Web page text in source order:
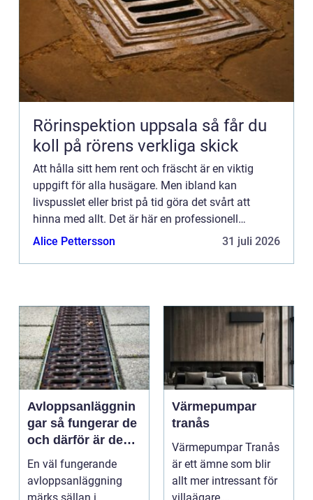
Rörinspektion uppsala så får du
koll på rörens verkliga skick
Att hålla sitt hem rent och fräscht är en viktig
uppgift för alla husägare. Men ibland kan
livspusslet eller brist på tid göra det svårt att
hinna med allt. Det är här en professionell
hemstäd...
Alice Pettersson 31 juli 2026
Avloppsanläggnin
gar så fungerar de
och därför är de
viktigare än många
tror
En väl fungerande
avloppsanläggning
Värmepumpar
tranås
Värmepumpar Tranås
är ett ämne som blir
allt mer intressant för